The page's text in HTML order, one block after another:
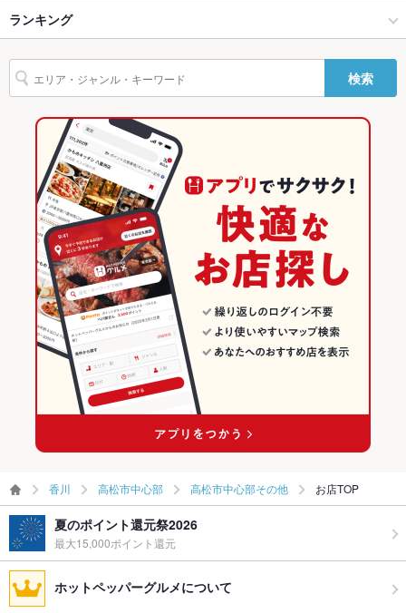
バリアフリ
ー
その他設備 お気軽にご相談くださいませ。
その他
飲み放題 あり ：飲み放題をご用意しております。
食べ放題 なし ：食べ放題のご用意はございません。
お子様連れ お子様連れ不可 ：20歳未満の入店はお断りしております。
ウェディン
グパーティ
要相談。
お気軽にご相談くださいませ。
じん ＵＴＡＺＵ
高松市中心部 × 焼肉
瓦町駅 × 焼肉・ホルモン
瓦町駅 × 焼肉
高松市中心部その他 × 焼肉
香川
香川 × 焼肉・ホルモン
香川 × 焼肉
瓦町駅
高松駅
にんにく料理
ランキング
香川のグルメランキング
香川の焼肉・ホルモンランキング
高松市中心部のグルメランキング
高松市中心部の焼肉・ホルモンランキング
高松市中心部その他のグルメランキング
高松市中心部その他の焼肉・ホルモンランキング
検索
香川 高松市中心部 高松市中心部その他 お店TOP
夏のポイント還元祭2026
最大15,000ポイント還元
ホットペッパーグルメについて